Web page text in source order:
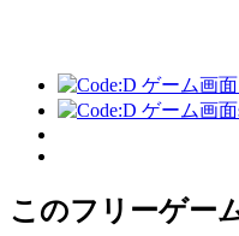
このフリーゲー